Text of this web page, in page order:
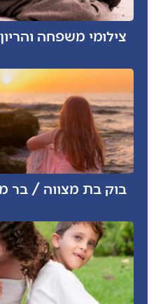
צילומי משפחה והריון
בוק בת מצווה / בר